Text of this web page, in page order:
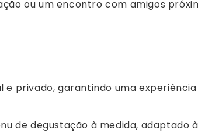
ou um encontro com amigos
privado, garantindo uma
de degustação à medida, adaptado